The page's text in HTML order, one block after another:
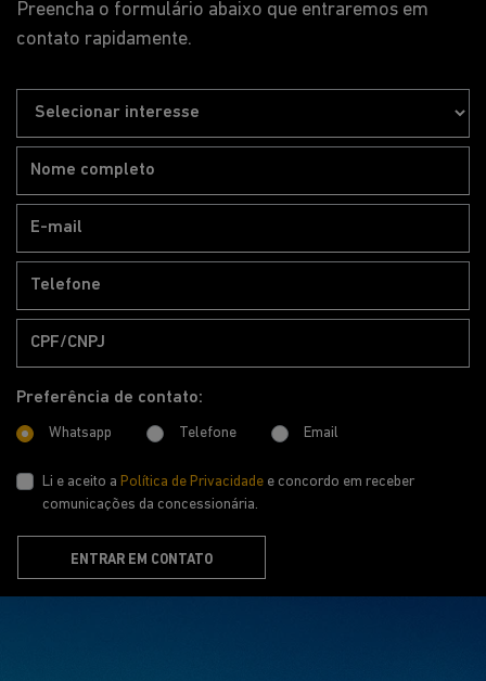
Preencha o formulário abaixo que entraremos em
contato rapidamente.
Preferência de contato:
Whatsapp Telefone Email
Li e aceito a Política de Privacidade e concordo em receber
comunicações da concessionária.
ENTRAR EM CONTATO